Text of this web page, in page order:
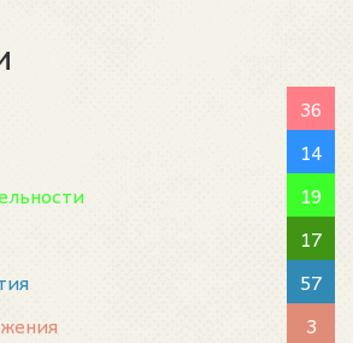
36
14
19
17
57
3